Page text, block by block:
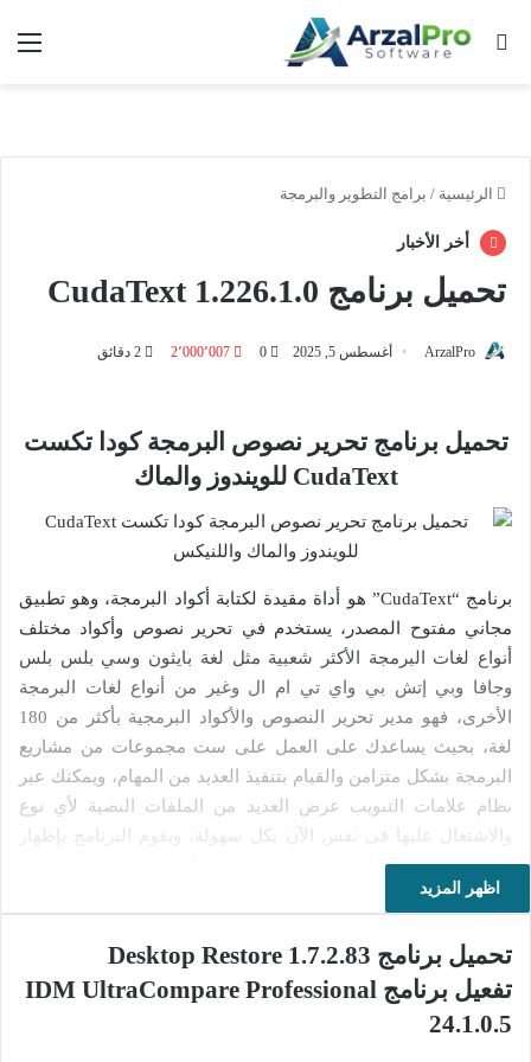
بحث عن
الرئيسية / برامج التطوير والبرمجة
أخر الأخبار
تحميل برنامج CudaText 1.226.1.0
ArzalPro أغسطس 5, 2025 0 2٬000٬007
تحميل برنامج تحرير نصوص البرمجة كودا تكست
CudaText للويندوز والماك
برنامج “CudaText” هو أداة مقيدة لكتابة أكواد البرمجة، وهو تطبيق
مجاني مفتوح المصدر، يستخدم في تحرير نصوص وأكواد مختلف
أنواع لغات البرمجة الأكثر شعبية مثل لغة بايثون وسي بلس بلس
وجافا وبي إتش بي واي تي ام ال وغير من أنواع لغات البرمجة
الأخرى، فهو مدير تحرير النصوص والأكواد البرمجية بأكثر من 180
لغة، بحيث يساعدك على العمل على ست مجموعات من مشاريع
البرمجة بشكل متزامن والقيام بتنفيذ العديد من المهام، ويمكنك عبر
نظام علامات التبويب عرض العديد من الملفات النصية لأي نوع
والاشتغال عليها في نفس الآن بكل سهولة، ويقوم البرنامج بإظهار
بناء جمل البرمجة لجميع اللغات عند كتابة أول رمز منها، مع ترقيم
جميع الاسطر تلقائيا، وإضافة المسافات البادئة وإدراج أسطر
يتوفر برنامج كودا تكست على واجهة استخدام أنيقة وسهلة في
الاستخدام، تساعدك على تحرير الاكواد والنصوص البرمجية
اظهر المزيد
تحميل برنامج Desktop Restore 1.7.2.83
تفعيل برنامج IDM UltraCompare Professional
24.1.0.5